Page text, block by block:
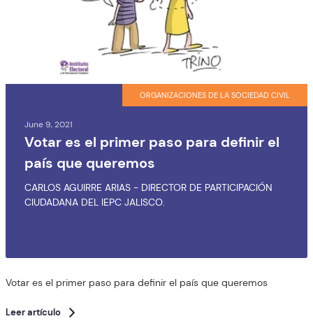
ORGANIZACIONES DE LA SOCIEDAD CIVIL
June 9, 2021
Votar es el primer paso para definir el
país que queremos
CARLOS AGUIRRE ARIAS - DIRECTOR DE PARTICIPACIÓN
CIUDADANA DEL IEPC JALISCO.
Votar es el primer paso para definir el país que queremos
Leer artículo